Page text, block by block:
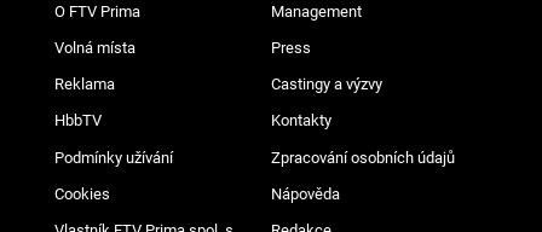
O FTV Prima Management
Volná místa Press
Reklama Castingy a výzvy
HbbTV Kontakty
Podmínky užívání Zpracování osobních údajů
Cookies Nápověda